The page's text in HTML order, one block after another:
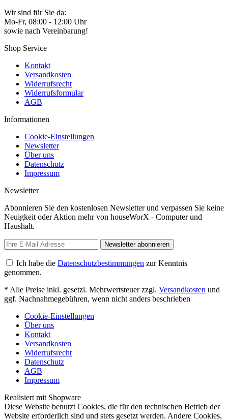
Wir sind für Sie da:
Mo-Fr, 08:00 - 12:00 Uhr
sowie nach Vereinbarung!
Shop Service
Kontakt
Versandkosten
Widerrufsrecht
Widerrufsformular
AGB
Informationen
Cookie-Einstellungen
Newsletter
Über uns
Datenschutz
Impressum
Newsletter
Abonnieren Sie den kostenlosen Newsletter und verpassen Sie keine
Neuigkeit oder Aktion mehr von houseWorX - Computer und
Haushalt.
Newsletter abonnieren
Ich habe die Datenschutzbestimmungen zur Kenntnis
genommen.
* Alle Preise inkl. gesetzl. Mehrwertsteuer zzgl. Versandkosten und
ggf. Nachnahmegebühren, wenn nicht anders beschrieben
Cookie-Einstellungen
Über uns
Kontakt
Versandkosten
Widerrufsrecht
Datenschutz
AGB
Impressum
Realisiert mit Shopware
Diese Website benutzt Cookies, die für den technischen Betrieb der
Website erforderlich sind und stets gesetzt werden. Andere Cookies,